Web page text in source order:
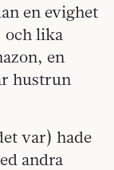
en evighet
och lika
en
hustrun
var) hade
andra